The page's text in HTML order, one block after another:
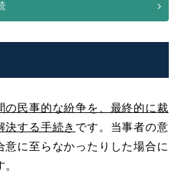
の民事的な紛争を、最終的に裁
決する手続き です。当事者の意
意に至らなかったりした場合に